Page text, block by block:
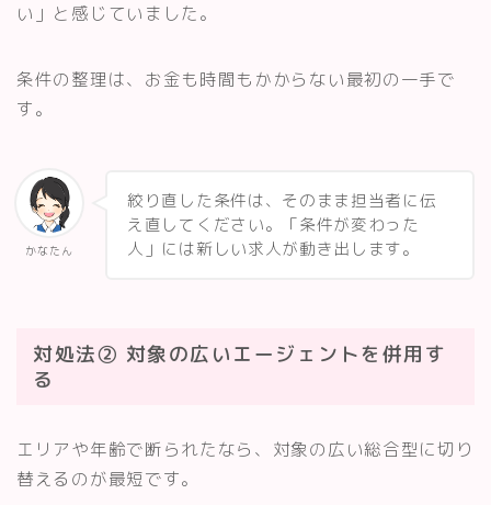
い」と感じていました。
条件の整理は、お金も時間もかからない最初の一手で
す。
かなたん
絞り直した条件は、そのまま担当者に伝
え直してください。「条件が変わった
人」には新しい求人が動き出します。
対処法② 対象の広いエージェントを併用す
る
エリアや年齢で断られたなら、対象の広い総合型に切り
替えるのが最短です。